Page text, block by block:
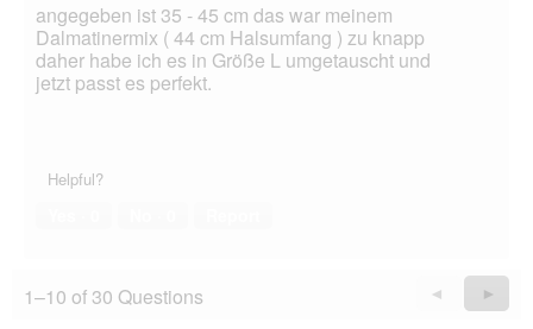
angegeben ist 35 - 45 cm das war meinem
Dalmatinermix ( 44 cm Halsumfang ) zu knapp
daher habe ich es in Größe L umgetauscht und
jetzt passt es perfekt.
Helpful?
1–10 of 30 Questions
Previous
Questions
◄
Next
►